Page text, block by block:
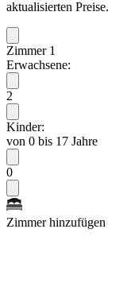
aktualisierten Preise.
Zimmer 1
Erwachsene:
2
Kinder:
von 0 bis 17 Jahre
0
Zimmer hinzufügen